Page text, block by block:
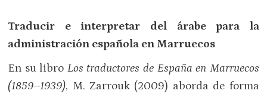
Traducir e interpretar del árabe para la
administración española en Marruecos
En su libro Los traductores de España en Marruecos
(1859–1939), M. Zarrouk (2009) aborda de forma